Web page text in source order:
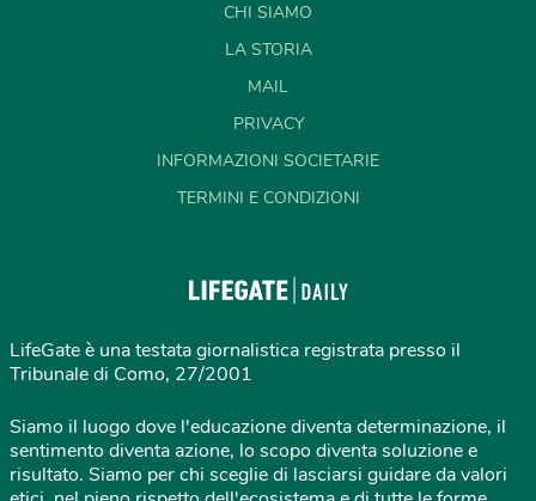
CHI SIAMO
LA STORIA
MAIL
PRIVACY
INFORMAZIONI SOCIETARIE
TERMINI E CONDIZIONI
LifeGate è una testata giornalistica registrata presso il
Tribunale di Como, 27/2001
Siamo il luogo dove l'educazione diventa determinazione, il
sentimento diventa azione, lo scopo diventa soluzione e
risultato. Siamo per chi sceglie di lasciarsi guidare da valori